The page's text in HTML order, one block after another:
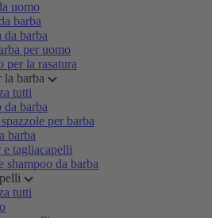
uomo
barba
da barba
per uomo
per la rasatura
la barba
tutti
da barba
per barba
barba
e tagliacapelli
shampoo da barba
tutti